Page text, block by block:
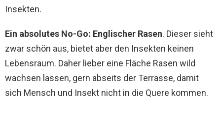
Insekten.
Ein absolutes No-Go: Englischer Rasen. Dieser sieht
zwar schön aus, bietet aber den Insekten keinen
Lebensraum. Daher lieber eine Fläche Rasen wild
wachsen lassen, gern abseits der Terrasse, damit
sich Mensch und Insekt nicht in die Quere kommen.